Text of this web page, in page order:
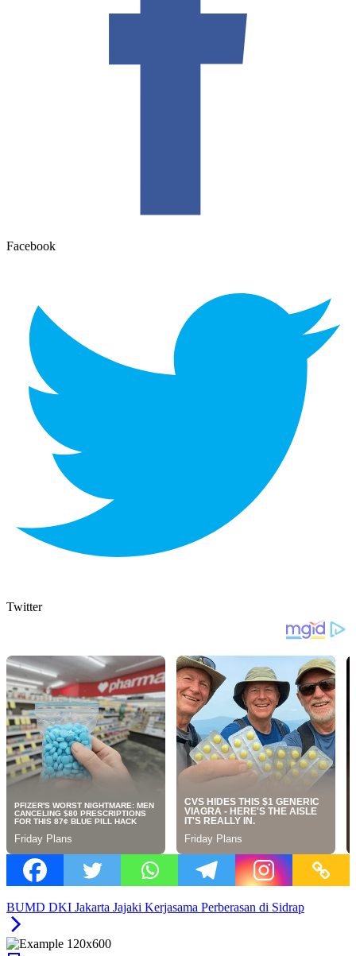
Facebook
Twitter
BUMD DKI Jakarta Jajaki Kerjasama Perberasan di Sidrap